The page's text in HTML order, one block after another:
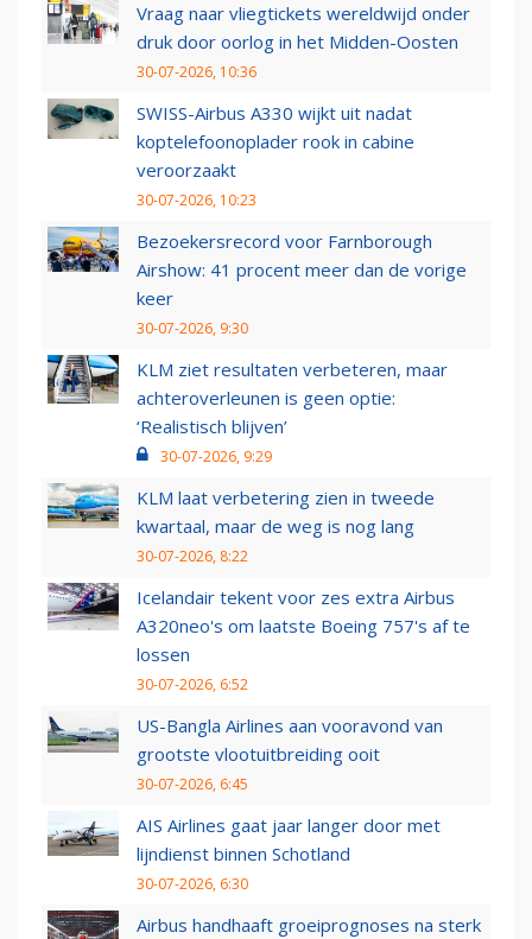
Vraag naar vliegtickets wereldwijd onder
druk door oorlog in het Midden-Oosten
30-07-2026, 10:36
SWISS-Airbus A330 wijkt uit nadat
koptelefoonoplader rook in cabine
veroorzaakt
30-07-2026, 10:23
Bezoekersrecord voor Farnborough
Airshow: 41 procent meer dan de vorige
keer
30-07-2026, 9:30
KLM ziet resultaten verbeteren, maar
achteroverleunen is geen optie:
‘Realistisch blijven’
30-07-2026, 9:29
KLM laat verbetering zien in tweede
kwartaal, maar de weg is nog lang
30-07-2026, 8:22
Icelandair tekent voor zes extra Airbus
A320neo's om laatste Boeing 757's af te
lossen
30-07-2026, 6:52
US-Bangla Airlines aan vooravond van
grootste vlootuitbreiding ooit
30-07-2026, 6:45
AIS Airlines gaat jaar langer door met
lijndienst binnen Schotland
30-07-2026, 6:30
Airbus handhaaft groeiprognoses na sterk